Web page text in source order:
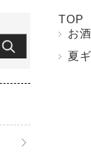
TOP
お酒
夏